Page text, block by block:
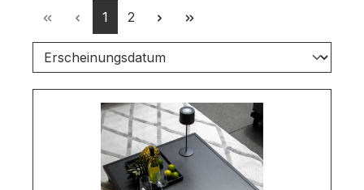
Seite
1 Seite
2